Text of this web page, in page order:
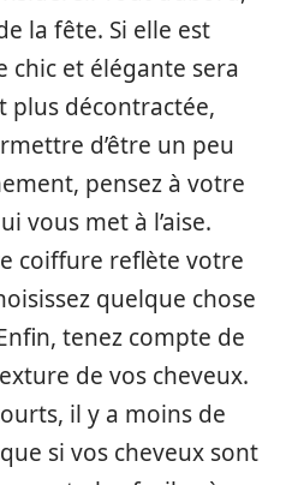
la fête. Si elle est
et élégante sera
plus décontractée,
d’être un peu
pensez à votre
vous met à l’aise.
coiffure reflète votre
quelque chose
tenez compte de
de vos cheveux.
il y a moins de
si vos cheveux sont